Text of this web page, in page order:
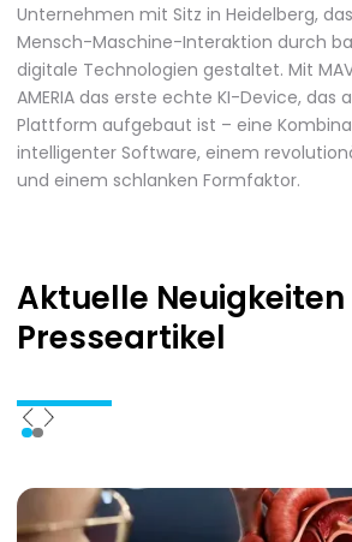
Unternehmen mit Sitz in Heidelberg,
Mensch-Maschine-Interaktion durch
digitale Technologien gestaltet. Mit
AMERIA das erste echte KI-Device, das
Plattform aufgebaut ist – eine
intelligenter Software, einem
und einem schlanken Formfaktor.
Aktuelle Neuigkeiten
Presseartikel